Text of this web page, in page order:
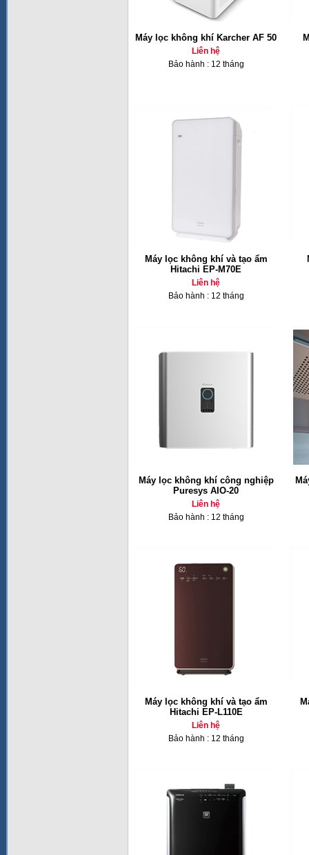
Máy lọc không khí Karcher AF 50
Liên hệ
Bảo hành : 12 tháng
Máy lọc không khí và tạo ẩm
Hitachi EP-M70E
Liên hệ
Bảo hành : 12 tháng
Máy lọc không khí công nghiệp
Puresys AIO-20
Liên hệ
Bảo hành : 12 tháng
Máy lọc không khí và tạo ẩm
Hitachi EP-L110E
Liên hệ
Bảo hành : 12 tháng